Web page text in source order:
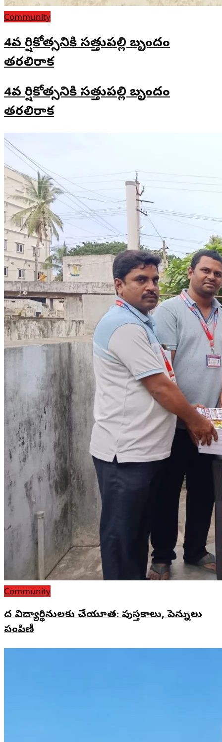
Community
4వ వార్షికోత్సవానికి సత్తుపల్లి బృందం
తరలిరాక
4వ వార్షికోత్సవానికి సత్తుపల్లి బృందం
తరలిరాక
Community
పేద విద్యార్థినులకు చేయూత: పుస్తకాలు, పెన్నులు
పంపిణీ